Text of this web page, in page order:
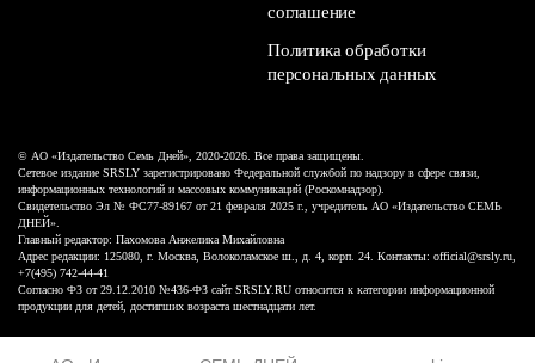
соглашение
Политика обработки
персональных данных
© АО «Издательство Семь Дней», 2020-2026. Все права защищены.
Сетевое издание SRSLY зарегистрировано Федеральной службой по надзору в сфере связи,
информационных технологий и массовых коммуникаций (Роскомнадзор).
Свидетельство Эл № ФС77-89167 от 21 февраля 2025 г., учредитель АО «Издательство СЕМЬ
ДНЕЙ».
Главный редактор: Пахомова Анжелика Михайловна
Адрес редакции: 125080, г. Москва, Волоколамское ш., д. 4, корп. 24. Контакты: official@srsly.ru,
+7(495) 742-44-41
Согласно ФЗ от 29.12.2010 №436-ФЗ сайт SRSLY.RU относится к категории информационной
продукции для детей, достигших возраста шестнадцати лет.